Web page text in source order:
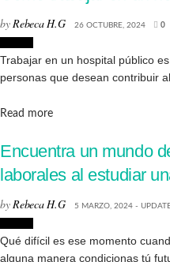
byRebeca H.G 26 OCTUBRE, 2024 0
Trabajar en un hospital público
personas que desean contribuir
Read moreDetails
Encuentra un mundo
laborales al estudiar
byRebeca H.G 5 MARZO, 2024 -
Qué difícil es ese momento
alguna manera condicionas tú